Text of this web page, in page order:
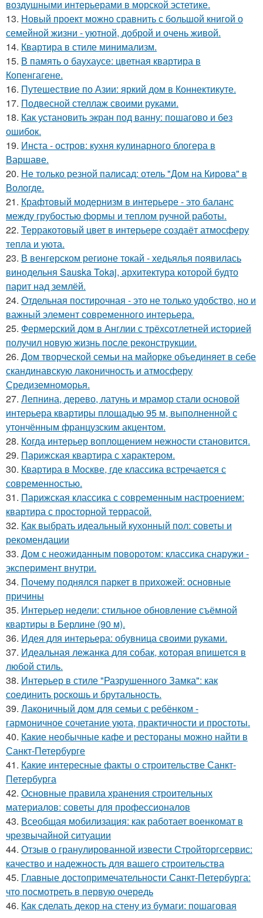
воздушными интерьерами в морской эстетике.
13. Новый проект можно сравнить с большой книгой о
семейной жизни - уютной, доброй и очень живой.
14. Квартира в стиле минимализм.
15. В память о баухаусе: цветная квартира в
Копенгагене.
16. Путешествие по Азии: яркий дом в Коннектикуте.
17. Подвесной стеллаж своими руками.
18. Как установить экран под ванну: пошагово и без
ошибок.
19. Инста - остров: кухня кулинарного блогера в
Варшаве.
20. Не только резной палисад: отель "Дом на Кирова" в
Вологде.
21. Крафтовый модернизм в интерьере - это баланс
между грубостью формы и теплом ручной работы.
22. Терракотовый цвет в интерьере создаёт атмосферу
тепла и уюта.
23. В венгерском регионе токай - хедьялья появилась
винодельня Sauska Tokaj, архитектура которой будто
парит над землёй.
24. Отдельная постирочная - это не только удобство, но и
важный элемент современного интерьера.
25. Фермерский дом в Англии с трёхсотлетней историей
получил новую жизнь после реконструкции.
26. Дом творческой семьи на майорке объединяет в себе
скандинавскую лаконичность и атмосферу
Средиземноморья.
27. Лепнина, дерево, латунь и мрамор стали основой
интерьера квартиры площадью 95 м, выполненной с
утончённым французским акцентом.
28. Когда интерьер воплощением нежности становится.
29. Парижская квартира с характером.
30. Квартира в Москве, где классика встречается с
современностью.
31. Парижская классика с современным настроением:
квартира с просторной террасой.
32. Как выбрать идеальный кухонный пол: советы и
рекомендации
33. Дом с неожиданным поворотом: классика снаружи -
эксперимент внутри.
34. Почему поднялся паркет в прихожей: основные
причины
35. Интерьер недели: стильное обновление съёмной
квартиры в Берлине (90 м).
36. Идея для интерьера: обувница своими руками.
37. Идеальная лежанка для собак, которая впишется в
любой стиль.
38. Интерьер в стиле "Разрушенного Замка": как
соединить роскошь и брутальность.
39. Лаконичный дом для семьи с ребёнком -
гармоничное сочетание уюта, практичности и простоты.
40. Какие необычные кафе и рестораны можно найти в
Санкт-Петербурге
41. Какие интересные факты о строительстве Санкт-
Петербурга
42. Основные правила хранения строительных
материалов: советы для профессионалов
43. Всеобщая мобилизация: как работает военкомат в
чрезвычайной ситуации
44. Отзыв о гранулированной извести Стройторгсервис:
качество и надежность для вашего строительства
45. Главные достопримечательности Санкт-Петербурга:
что посмотреть в первую очередь
46. Как сделать декор на стену из бумаги: пошаговая